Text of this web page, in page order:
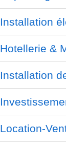
Installation
Hotellerie &
Installation
Location-